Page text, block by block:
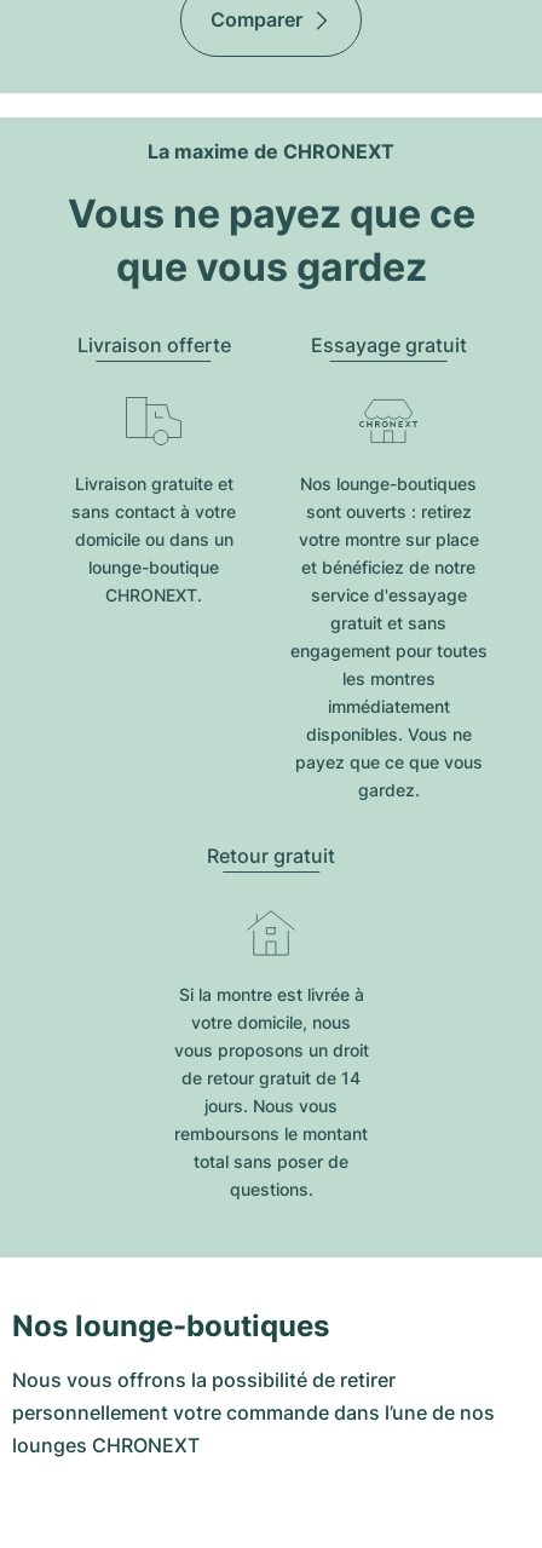
Comparer
La maxime de CHRONEXT
Vous ne payez que ce
que vous gardez
Livraison offerte
Livraison gratuite et
sans contact à votre
domicile ou dans un
lounge-boutique
CHRONEXT.
Essayage gratuit
Nos lounge-boutiques
sont ouverts : retirez
votre montre sur place
et bénéficiez de notre
service d'essayage
gratuit et sans
engagement pour toutes
les montres
immédiatement
disponibles. Vous ne
payez que ce que vous
gardez.
Retour gratuit
Si la montre est livrée à
votre domicile, nous
vous proposons un droit
de retour gratuit de 14
jours. Nous vous
remboursons le montant
total sans poser de
questions.
Nos lounge-boutiques
Nous vous offrons la possibilité de retirer
personnellement votre commande dans l’une de nos
lounges CHRONEXT